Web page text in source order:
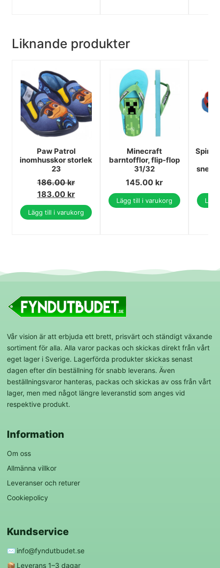
Liknande produkter
Paw Patrol
inomhusskor storlek
23
186.00kr
183.00 kr
Lägg till i varukorg
Minecraft
barntofflor, flip-flop
31/32
145.00 kr
Lägg till i varukorg
Vår vision är att erbjuda ett brett, prisvärt och ständigt växande
sortiment för alla. Alla varor packas och skickas direkt från vårt
eget lager i Sverige. Lagerförda produkter skickas senast
dagen efter din beställning för snabb leverans. Även
beställningsvaror hanteras, packas och skickas av oss från vårt
lager, men med något längre leveranstid som anges vid
respektive produkt.
Information
Om oss
Allmänna villkor
Leveranser och returer
Cookiepolicy
Kundservice
✉️ info@fyndutbudet.se
📦 Leverans 1–3 dagar